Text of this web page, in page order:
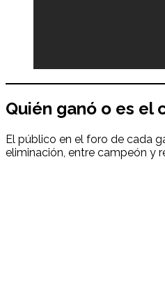
Quién ganó o es el
El público en el foro de cada
eliminación, entre campeón y